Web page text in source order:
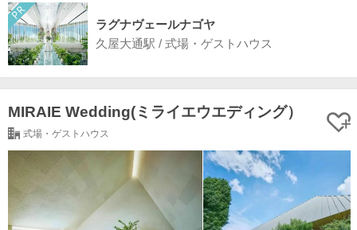
ラグナヴェールナゴヤ
久屋大通駅 / 式場・ゲストハウス
MIRAIE Wedding(ミライエウエディング）
式場・ゲストハウス